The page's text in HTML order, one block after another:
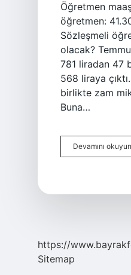
Öğretmen
öğretmen:
Sözleşmeli
olacak?
781 liradan 47
568 liraya
birlikte zam
Buna…
Devamını okuyun
https://
Sitemap